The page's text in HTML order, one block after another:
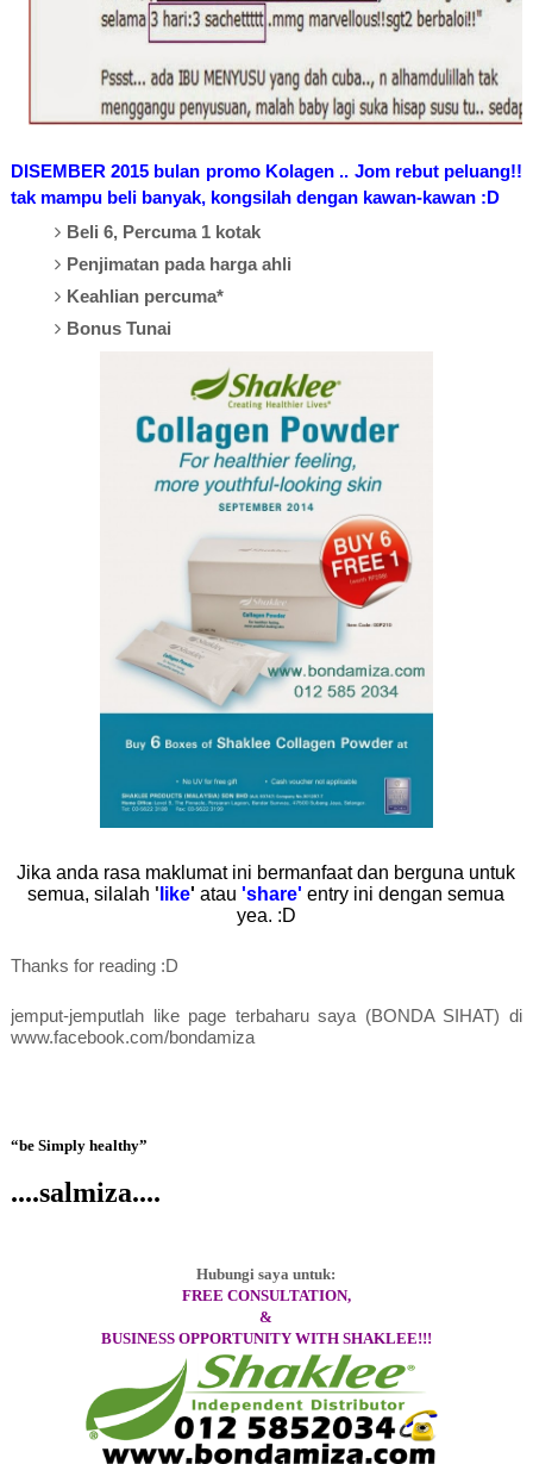
DISEMBER 2015 bulan promo Kolagen .. Jom rebut peluang!!
tak mampu beli banyak, kongsilah dengan kawan-kawan :D
Beli 6, Percuma 1 kotak
Penjimatan pada harga ahli
Keahlian percuma*
Bonus Tunai
Jika anda rasa maklumat ini bermanfaat dan berguna untuk
semua, silalah ' like' atau'share' entry ini dengan semua
yea. :D
Thanks for reading :D
jemput-jemputlah like page terbaharu saya (BONDA SIHAT) di
www.facebook.com/bondamiza
“be Simply healthy”
....salmiza....
Hubungi saya untuk:
FREE CONSULTATION,
&
BUSINESS OPPORTUNITY WITH SHAKLEE!!!